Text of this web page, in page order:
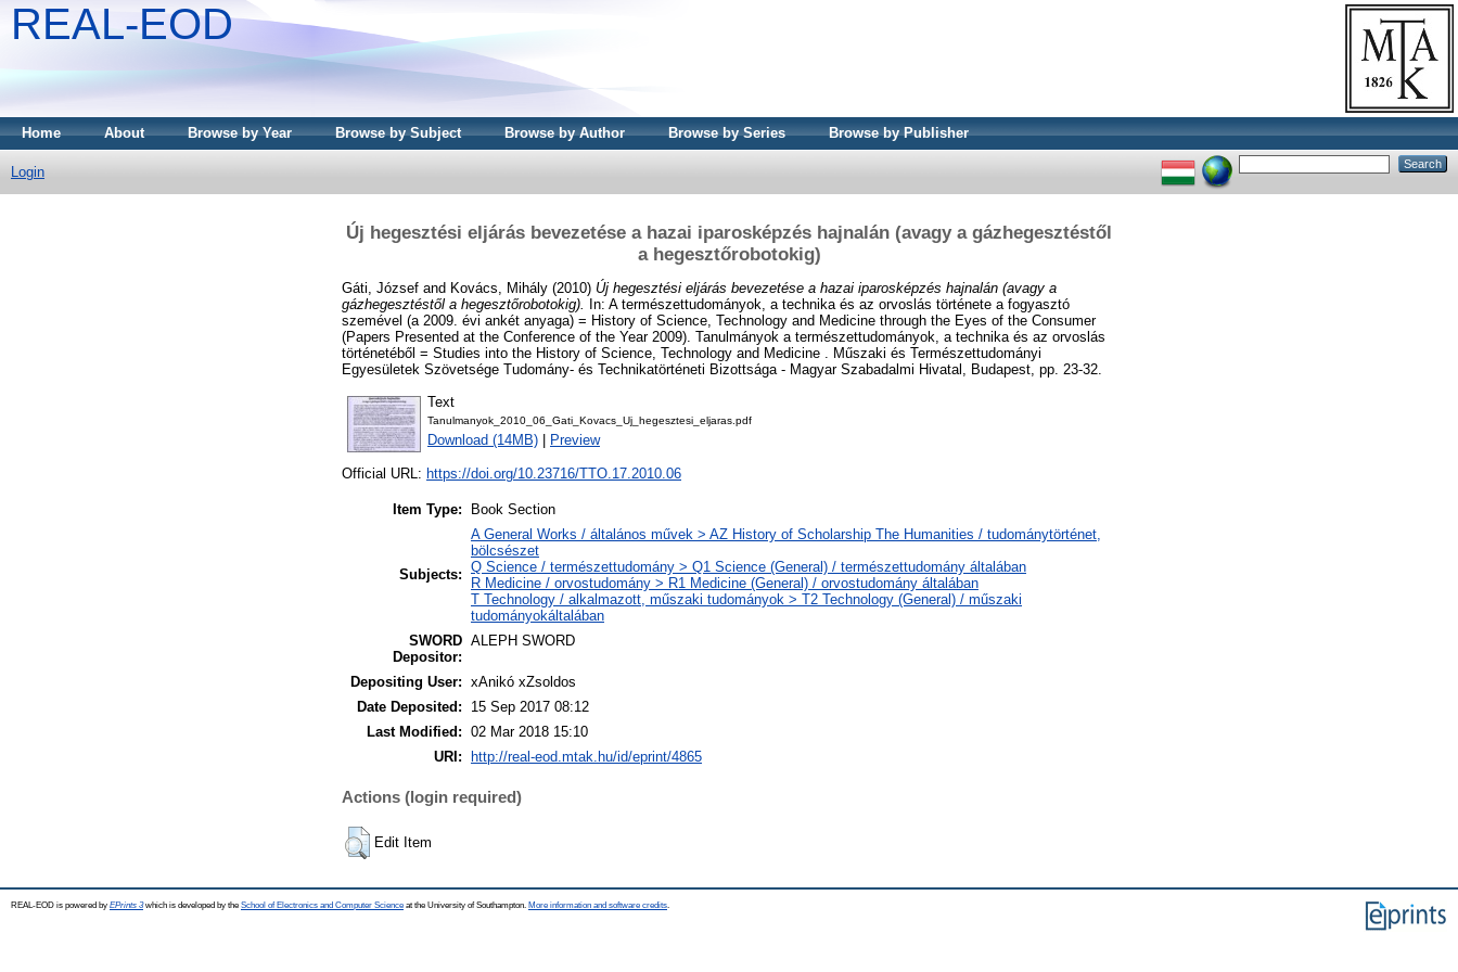
REAL-EOD
Home About Browse by Year Browse by Subject Browse by Author Browse by Series Browse by Publisher
Login
Új hegesztési eljárás bevezetése a hazai iparosképzés hajnalán (avagy a gázhegesztéstől
a hegesztőrobotokig)
Gáti, József and Kovács, Mihály (2010) Új hegesztési eljárás bevezetése a hazai iparosképzés hajnalán (avagy a
gázhegesztéstől a hegesztőrobotokig). In: A természettudományok, a technika és az orvoslás története a fogyasztó
szemével (a 2009. évi ankét anyaga) = History of Science, Technology and Medicine through the Eyes of the Consumer
(Papers Presented at the Conference of the Year 2009). Tanulmányok a természettudományok, a technika és az orvoslás
történetéből = Studies into the History of Science, Technology and Medicine . Műszaki és Természettudományi
Egyesületek Szövetsége Tudomány- és Technikatörténeti Bizottsága - Magyar Szabadalmi Hivatal, Budapest, pp. 23-32.
Text
Tanulmanyok_2010_06_Gati_Kovacs_Uj_hegesztesi_eljaras.pdf
Download (14MB) Preview
Official URL: https://doi.org/10.23716/TTO.17.2010.06
Item Type: Book Section
Subjects:
A General Works / általános művek > AZ History of Scholarship The Humanities / tudománytörténet,
bölcsészet
Q Science / természettudomány > Q1 Science (General) / természettudomány általában
R Medicine / orvostudomány > R1 Medicine (General) / orvostudomány általában
T Technology / alkalmazott, műszaki tudományok > T2 Technology (General) / műszaki
tudományokáltalában
SWORD
Depositor:
ALEPH SWORD
Depositing User: xAnikó xZsoldos
Date Deposited:
15 Sep 2017 08:12
Last Modified: 02 Mar 2018 15:10
URI:
http://real-eod.mtak.hu/id/eprint/4865
Actions (login required)
Edit Item
REAL-EOD is powered by EPrints 3which is developed by the School of Electronics and Computer Science at the University of Southampton. More information and software credits